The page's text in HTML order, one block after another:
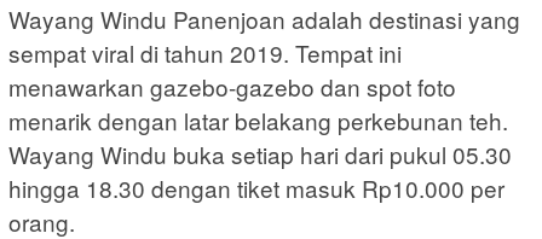
Wayang Windu Panenjoan adalah destinasi yang
sempat viral di tahun 2019. Tempat ini
menawarkan gazebo-gazebo dan spot foto
menarik dengan latar belakang perkebunan teh.
Wayang Windu buka setiap hari dari pukul 05.30
hingga 18.30 dengan tiket masuk Rp10.000 per
orang.